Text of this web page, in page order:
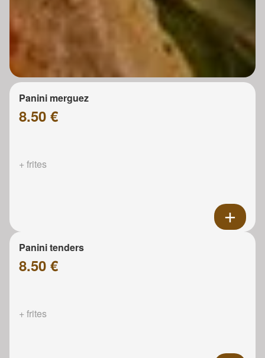
Panini merguez
8.50 €
+ frites
Panini tenders
8.50 €
+ frites